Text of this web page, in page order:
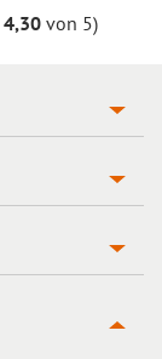
4,30 von 5)